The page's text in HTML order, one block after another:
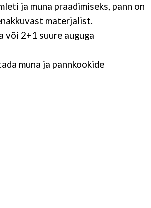
ja muna praadimiseks, pann on
materjalist.
või 2+1 suure auguga
muna ja pannkookide